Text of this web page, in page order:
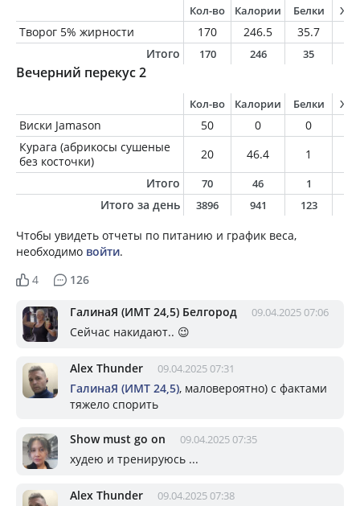
Кол-во Калории Белки
Творог 5% жирности 170 246.5 35.7
Итого
170 246 35
Вечерний перекус 2
Кол-во Калории Белки
Виски Jamason 50 0 0
Курага (абрикосы сушеные
без косточки)
20 46.4 1
Итого
70 46 1
Итого за день 3896 941 123
Чтобы увидеть отчеты по питанию и график веса,
необходимо войти.
4
126
ГалинаЯ (ИМТ 24,5) Белгород 09.04.2025 07:06
Сейчас накидают.. 😉
Alex Thunder 09.04.2025 07:31
ГалинаЯ (ИМТ 24,5), маловероятно) с фактами
тяжело спорить
Show must go on 09.04.2025 07:35
худею и тренируюсь ...
Alex Thunder 09.04.2025 07:38